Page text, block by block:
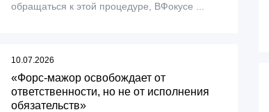
обращаться к этой процедуре, ВФокусе ...
10.07.2026
«Форс-мажор освобождает от
ответственности, но не от исполнения
обязательств»